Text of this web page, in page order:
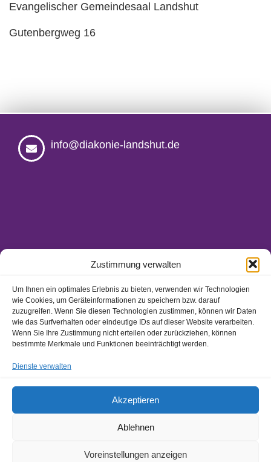
Zustimmung verwalten
Um Ihnen ein optimales Erlebnis zu bieten, verwenden wir Technologien
wie Cookies, um Geräteinformationen zu speichern bzw. darauf
zuzugreifen. Wenn Sie diesen Technologien zustimmen, können wir Daten
wie das Surfverhalten oder eindeutige IDs auf dieser Website verarbeiten.
Wenn Sie Ihre Zustimmung nicht erteilen oder zurückziehen, können
bestimmte Merkmale und Funktionen beeinträchtigt werden.
Dienste verwalten
Akzeptieren
Ablehnen
Voreinstellungen anzeigen
Evangelischer Gemeindesaal Landshut
Gutenbergweg 16
info@diakonie-landshut.de
Ansprechpartner/-innen
Hinweisgeberschutzgesetz
Impressum